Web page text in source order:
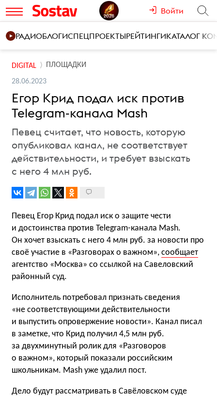
Войти
РАДИОБЛОГИСПЕЦПРОЕКТЫРЕЙТИНГИКАТАЛОГ
DIGITAL ПЛОЩАДКИ
28.06.2023
Егор Крид подал иск против
Telegram-канала Mash
Певец считает, что новость, которую
опубликовал канал, не соответствует
действительности, и требует взыскать
с него 4 млн руб.
Певец Егор Крид подал иск о защите чести
и достоинства против Telegram-канала Mash.
Он хочет взыскать с него 4 млн руб. за новости про
своё участие в «Разговорах о важном», сообщает
агентство «Москва» со ссылкой на Савеловский
районный суд.
Исполнитель потребовал признать сведения
«не соответствующими действительности
и выпустить опровержение новости». Канал писал
в заметке, что Крид получил 4,5 млн руб.
за двухминутный ролик для «Разговоров
о важном», который показали российским
школьникам. Mash уже удалил пост.
Дело будут рассматривать в Савёловском суде